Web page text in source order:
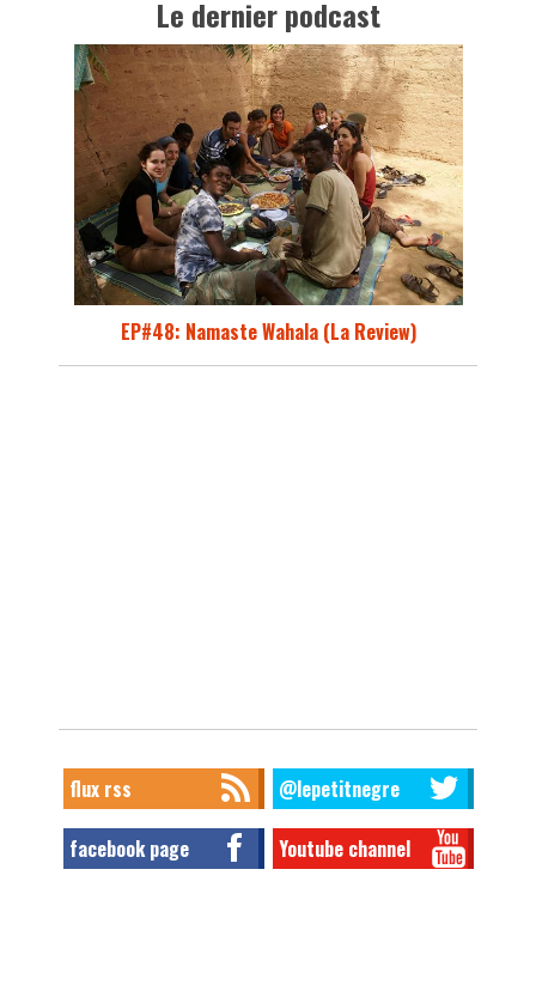
Le dernier podcast
EP#48: Namaste Wahala (La Review)
flux rss @lepetitnegre
facebook page Youtube channel